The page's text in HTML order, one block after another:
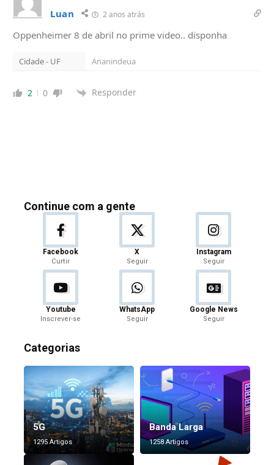
Luan 2 anos atrás
Oppenheimer 8 de abril no prime video.. disponha
Cidade - UF Ananindeua
2 0 Responder
Continue com a gente
Facebook
Curtir
X
Seguir
Instagram
Seguir
Youtube
Inscrever-se
WhatsApp
Seguir
Google News
Seguir
Categorias
5G
1295 Artigos
Banda Larga
1258 Artigos